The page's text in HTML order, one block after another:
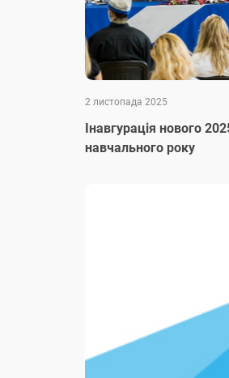
2 листопада 2025
Інавгурація нового
навчального року